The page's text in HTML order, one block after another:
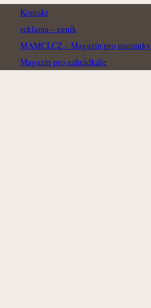
Kontakt
reklama – ceník
MAMCI.CZ – Magazín pro maminky
Magazín pro zahrádkáře